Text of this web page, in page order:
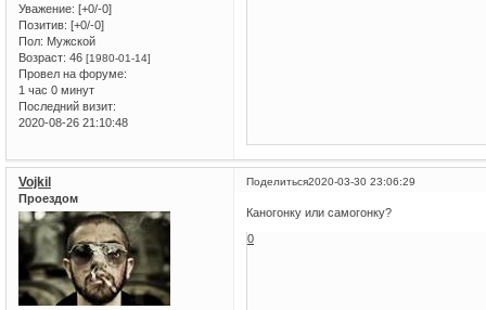
Уважение: [+0/-0]
Позитив: [+0/-0]
Пол: Мужской
Возраст: 46 [1980-01-14]
Провел на форуме:
1 час 0 минут
Последний визит:
2020-08-26 21:10:48
Поделиться2020-03-30 23:06:29
Vojkil
Проездом
Каногонку или самогонку?
0